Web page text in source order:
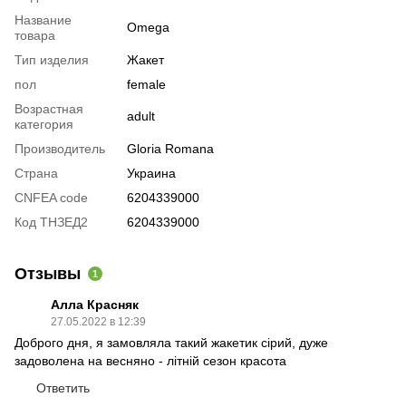
Название
товара
Omega
Тип изделия
Жакет
пол
female
Возрастная
категория
adult
Производитель
Gloria Romana
Страна
Украина
CNFEA code
6204339000
Код ТНЗЕД2
6204339000
Отзывы 1
Алла Красняк
27.05.2022 в 12:39
Доброго дня, я замовляла такий жакетик ciрий, дуже
задоволена на весняно - лiтнiй сезон красота
Ответить